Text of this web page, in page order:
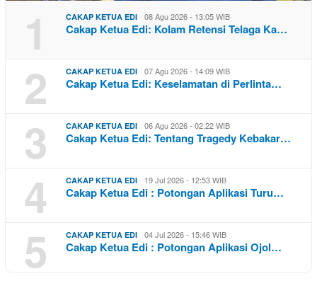
1 CAKAP KETUA EDI 08 Agu 2026 - 13:05 WIB
Cakap Ketua Edi: Kolam Retensi Telaga Ka…
2 CAKAP KETUA EDI 07 Agu 2026 - 14:09 WIB
Cakap Ketua Edi: Keselamatan di Perlinta…
3 CAKAP KETUA EDI 06 Agu 2026 - 02:22 WIB
Cakap Ketua Edi: Tentang Tragedy Kebakar…
4 CAKAP KETUA EDI 19 Jul 2026 - 12:53 WIB
Cakap Ketua Edi : Potongan Aplikasi Turu…
5 CAKAP KETUA EDI 04 Jul 2026 - 15:46 WIB
Cakap Ketua Edi : Potongan Aplikasi Ojol…